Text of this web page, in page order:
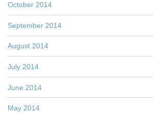
October 2014
September 2014
August 2014
July 2014
June 2014
May 2014